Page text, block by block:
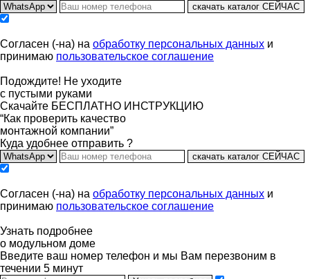
скачать каталог СЕЙЧАС
Согласен (-на) на обработку персональных данных и
принимаю пользовательское соглашение
Подождите! Не уходите
с пустыми руками
Скачайте БЕСПЛАТНО ИНСТРУКЦИЮ
“Как проверить качество
монтажной компании”
Куда удобнее отправить ?
скачать каталог СЕЙЧАС
Согласен (-на) на обработку персональных данных и
принимаю пользовательское соглашение
Узнать подробнее
о модульном доме
Введите ваш номер телефон и мы Вам перезвоним в
течении 5 минут